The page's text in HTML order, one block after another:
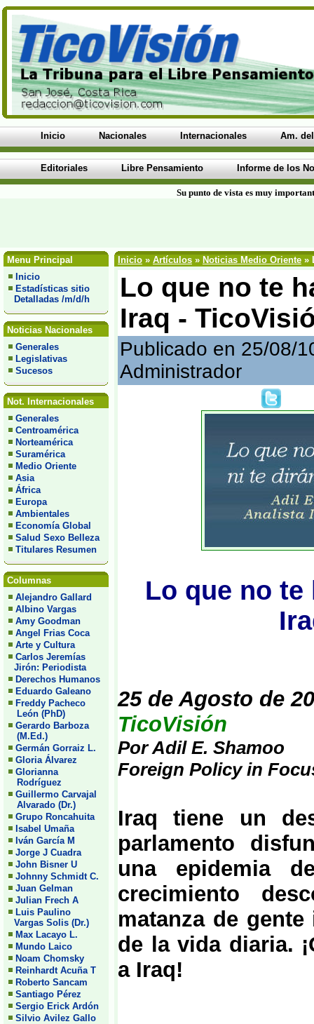
Inicio Nacionales Internacionales Am.
Editoriales Libre Pensamiento Informe de los
Su punto de vista es muy
Menu Principal
Inicio
Estadísticas sitio
Detalladas /m/d/h
Noticias Nacionales
Generales
Legislativas
Sucesos
Not. Internacionales
Generales
Centroamérica
Norteamérica
Suramérica
Medio Oriente
Asia
África
Europa
Ambientales
Economía Global
Salud Sexo Belleza
Titulares Resumen
Columnas
Alejandro Gallard
Albino Vargas
Amy Goodman
Angel Frias Coca
Arte y Cultura
Carlos Jeremías
Jirón: Periodista
Derechos Humanos
Eduardo Galeano
Freddy Pacheco
León (PhD)
Gerardo Barboza
(M.Ed.)
Germán Gorraiz L.
Gloria Álvarez
Glorianna
Rodríguez
Guillermo Carvajal
Alvarado (Dr.)
Grupo Roncahuita
Isabel Umaña
Iván García M
Jorge J Cuadra
John Bisner U
Johnny Schmidt C.
Juan Gelman
Julian Frech A
Luis Paulino
Vargas Solis (Dr.)
Max Lacayo L.
Mundo Laico
Noam Chomsky
Reinhardt Acuña T
Roberto Sancam
Santiago Pérez
Sergio Erick Ardón
Silvio Avilez Gallo
Inicio » Artículos » Noticias Medio Oriente »
Lo que no te
Iraq -
Publicado en 25/08/
Administrador
Lo que no
25 de Agosto de
TicoVisión
Por Adil E. Shamoo
Foreign Policy in
Iraq tiene un
parlamento
una epidemia
crecimiento
matanza de
de la vida diaria.
a Iraq!